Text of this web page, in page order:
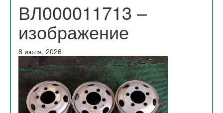
ВЛ000011713 –
изображение
8 июля, 2026